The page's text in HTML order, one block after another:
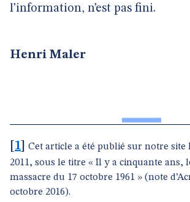
l’information, n’est pas fini.
Henri Maler
1
Cet article a été publié sur notre site
2011, sous le titre « Il y a cinquante ans,
massacre du 17 octobre 1961 » (note
octobre 2016).